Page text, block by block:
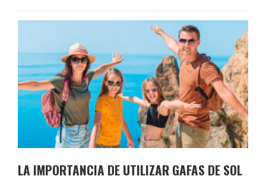
LA IMPORTANCIA DE UTILIZAR GAFAS DE SOL